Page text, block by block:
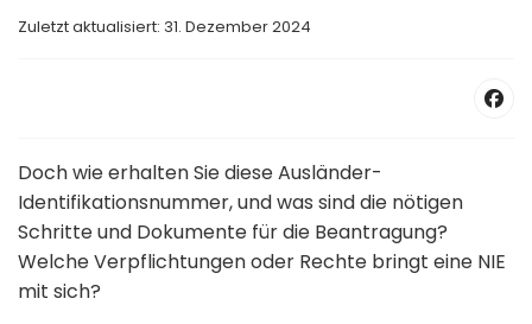
Zuletzt aktualisiert: 31. Dezember 2024
Doch wie erhalten Sie diese Ausländer-
Identifikationsnummer, und was sind die nötigen
Schritte und Dokumente für die Beantragung?
Welche Verpflichtungen oder Rechte bringt eine NIE
mit sich?